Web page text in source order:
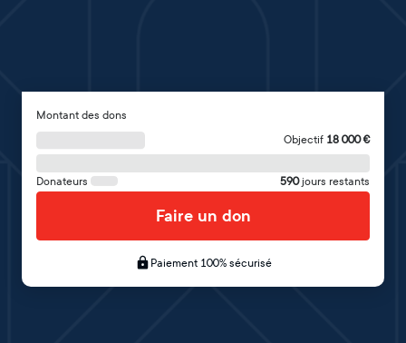
Montant des dons
Objectif 18 000€
Donateurs 590 jours restants
Faire un don
Paiement 100% sécurisé